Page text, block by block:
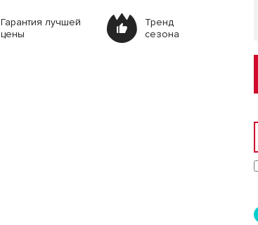
Гарантия лучшей
цены
Тренд
сезона